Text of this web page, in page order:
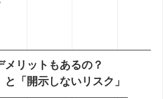
リットもあるの？
と「開示しないリスク」